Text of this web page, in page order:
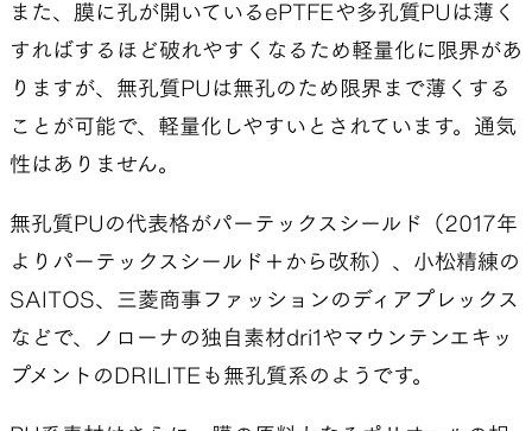
また、膜に孔が開いているePTFEや多孔質PUは薄く
すればするほど破れやすくなるため軽量化に限界があ
りますが、無孔質PUは無孔のため限界まで薄くする
ことが可能で、軽量化しやすいとされています。通気
性はありません。
無孔質PUの代表格がパーテックスシールド（2017年
よりパーテックスシールド＋から改称）、小松精練の
SAITOS、三菱商事ファッションのディアプレックス
などで、ノローナの独自素材dri1やマウンテンエキッ
プメントのDRILITEも無孔質系のようです。